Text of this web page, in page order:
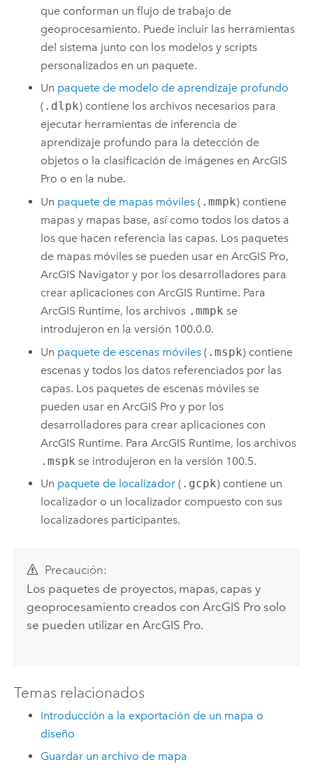
que conforman un flujo de trabajo de
geoprocesamiento. Puede incluir las herramientas
del sistema junto con los modelos y scripts
personalizados en un paquete.
Un paquete de modelo de aprendizaje profundo
( .dlpk) contiene los archivos necesarios para
ejecutar herramientas de inferencia de
aprendizaje profundo para la detección de
objetos o la clasificación de imágenes enArcGIS
Pro o en la nube.
Un paquete de mapas móviles ( .mmpk) contiene
mapas y mapas base, así como todos los datos a
los que hacen referencia las capas. Los paquetes
de mapas móviles se pueden usar enArcGIS Pro,
ArcGIS Navigator y por los desarrolladores para
crear aplicaciones conArcGIS Runtime. Para
ArcGIS Runtime, los archivos .mmpk se
introdujeron en la versión 100.0.0.
Un paquete de escenas móviles ( .mspk) contiene
escenas y todos los datos referenciados por las
capas. Los paquetes de escenas móviles se
pueden usar enArcGIS Pro y por los
desarrolladores para crear aplicaciones con
ArcGIS Runtime. ParaArcGIS Runtime, los archivos
.mspk se introdujeron en la versión 100.5.
Un paquete de localizador ( .gcpk) contiene un
localizador o un localizador compuesto con sus
localizadores participantes.
Precaución:
Los paquetes de proyectos, mapas, capas y
geoprocesamiento creados conArcGIS Pro solo
se pueden utilizar enArcGIS Pro.
Temas relacionados
Introducción a la exportación de un mapa o
diseño
Guardar un archivo de mapa